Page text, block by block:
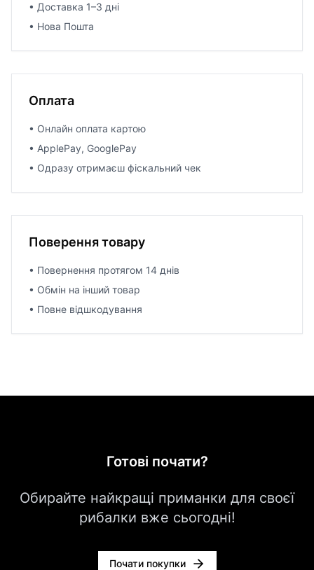
• Доставка 1–3 дні
• Нова Пошта
Оплата
• Онлайн оплата картою
• ApplePay, GooglePay
• Одразу отримаєш фіскальний чек
Поверення товару
• Повернення протягом 14 днів
• Обмін на інший товар
• Повне відшкодування
Готові почати?
Обирайте найкращі приманки для своєї
рибалки вже сьогодні!
Почати покупки